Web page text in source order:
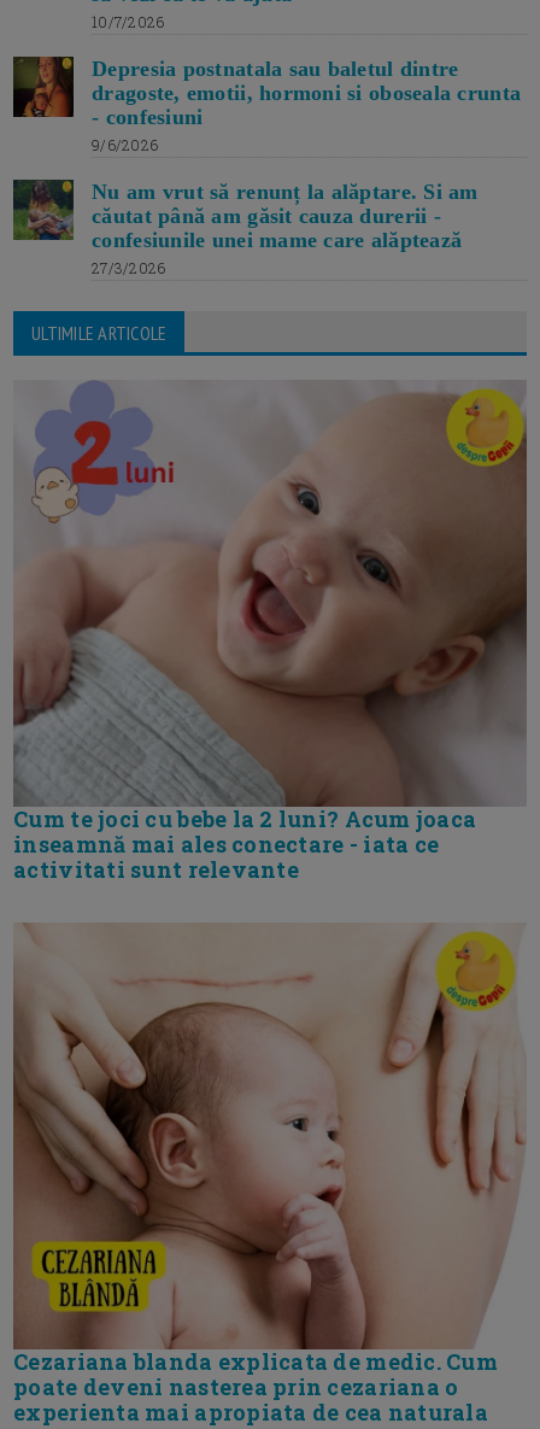
10/7/2026
Depresia postnatala sau baletul dintre
dragoste, emotii, hormoni si oboseala crunta
- confesiuni
9/6/2026
Nu am vrut să renunț la alăptare. Si am
căutat până am găsit cauza durerii -
confesiunile unei mame care alăptează
27/3/2026
ULTIMILE ARTICOLE
Cum te joci cu bebe la 2 luni? Acum joaca
inseamnă mai ales conectare - iata ce
activitati sunt relevante
Cezariana blanda explicata de medic. Cum
poate deveni nasterea prin cezariana o
experienta mai apropiata de cea naturala